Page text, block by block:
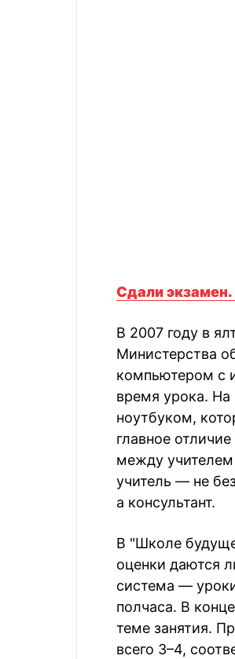
Сдали
В 2007 году в
Министерства
компьютером с
время урока. На
ноутбуком,
главное
между
учитель — не
а консультант.
В "Школе
оценки даются
система —
полчаса. В
теме занятия.
всего 3–4,